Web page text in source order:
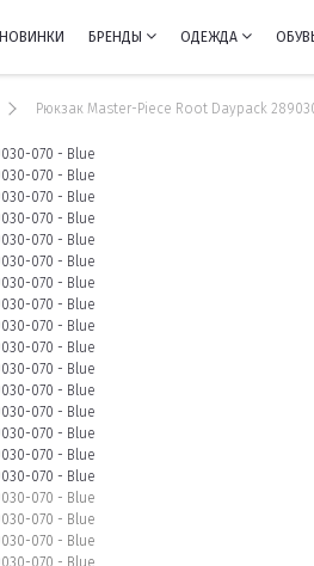
НОВИНКИ БРЕНДЫ ОДЕЖДА
Рюкзак Master-Piece Root Daypack